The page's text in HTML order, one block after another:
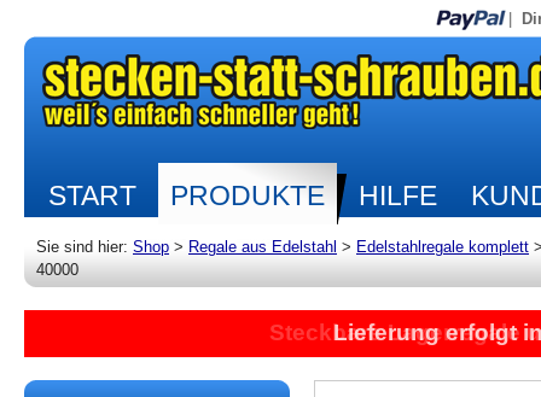
START PRODUKTE HILFE
Sie sind hier: Shop > Regale aus Edelstahl > Edelstahlregale komplett
40000
Steckbare Lagerregale
Lieferung erfolgt